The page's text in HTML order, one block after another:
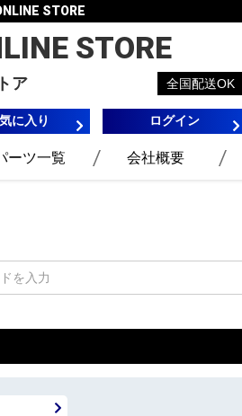
STORE
STORE
ア 全国配送OK
に入り ログイン
ーツ一覧 会社概要